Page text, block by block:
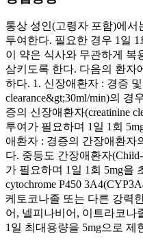
통상 성인(고령자 포함)에서
투여한다. 필요한 경우 1일
이 약은 식사와 무관하게 복
삼키도록 한다. 다음의 환자
하다. 1. 신장애환자 : 경증
clearance&gt;30ml/min)의
증의 신장애환자(creatinine
투여가 필요하며 1일 1회
애환자 : 경증의 간장애환자
다. 중등도 간장애환자
가 필요하며 1일 1회 5mg을
cytochrome P450
케토코나졸 또는 다른 강력
어, 넬피나비어, 이트라코나
1일 최대용량을 5mg으로 제